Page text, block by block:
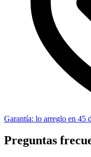
Garantía: lo arreglo en 45
Preguntas